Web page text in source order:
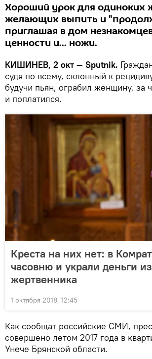
Хороший урок для одиноких
желающих выпить и
приглашая в дом
ценности и... ножи.
КИШИНЕВ, 2 окт — Sputnik.
судя по всему, склонный к
будучи пьян, ограбил женщину, за
и поплатился.
Креста на них нет: в
часовню и украли деньги из
жертвенника
1 октября 2018, 12:45
Как сообщат российские СМИ,
совершено летом 2017 года в
Унече Брянской области.